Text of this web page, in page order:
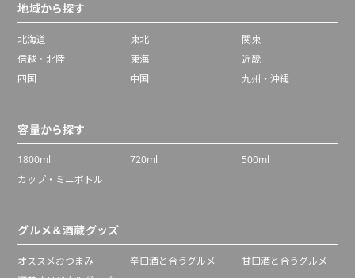
地域から探す
北海道 東北
関東
信越・北陸
東海
近畿
四国
中国 九州・沖縄
容量から探す
1800ml 720ml
500ml
カップ・ミニボトル
グルメ＆酒蔵グッズ
オススメおつまみ 辛口酒と合うグルメ
甘口酒と合うグルメ